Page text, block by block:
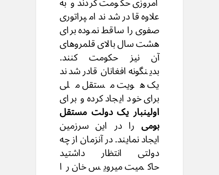
علاوه قادر شدند امپراتوری
صفوی را ساقط نموده برای
هشت سال بالای قلمروهای
آن نیز حکومت کنند.
بدینگونه افغانان قادر شدند
یک هویت مستقل ملی
برای خود ایجاد کرده و برای
اولینبار یک دولت مستقل
بومی را در این سرزمین
ایجاد نمایند. در آنزمان از چه
دولتی انتظار داشتید
حاکمیت میرویس خان را